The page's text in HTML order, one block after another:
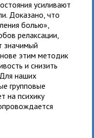
усиливают
Доказано, что
болью»,
релаксации,
значимый
этим методик
и снизить
наших
групповые
на психику